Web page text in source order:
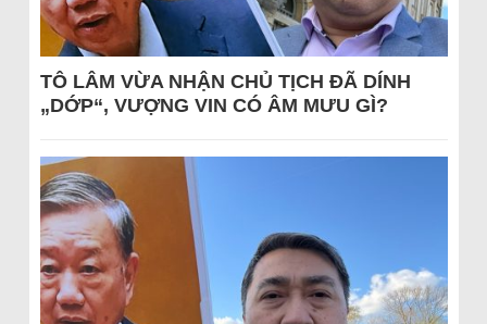
TÔ LÂM VỪA NHẬN CHỦ TỊCH ĐÃ DÍNH
„DỚP“, VƯỢNG VIN CÓ ÂM MƯU GÌ?